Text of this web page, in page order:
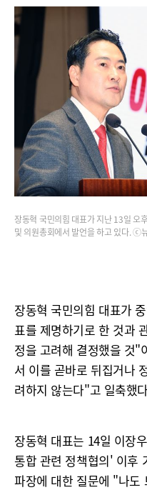
장동혁 국민의힘 대표가 지난 13일 오
및 의원총회에서 발언을 하고 있다. ⓒ
장동혁 국민의힘 대표가
표를 제명하기로 한 것과
정을 고려해 결정했을 것"
서 이를 곧바로 뒤집거나
려하지 않는다"고 일축했
장동혁 대표는 14일 이장
통합 관련 정책협의' 이후
파장에 대한 질문에 "나도